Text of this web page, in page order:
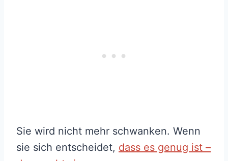
Sie wird nicht mehr schwanken. Wenn
sie sich entscheidet, dass es genug ist –